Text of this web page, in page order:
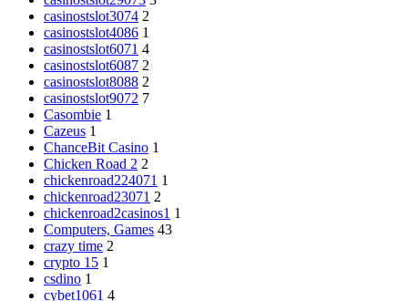
casinostslot3074 2
casinostslot4086 1
casinostslot6071 4
casinostslot6087 2
casinostslot8088 2
casinostslot9072 7
Casombie 1
Cazeus 1
ChanceBit Casino 1
Chicken Road 2 2
chickenroad224071 1
chickenroad23071 2
chickenroad2casinos1 1
Computers, Games 43
crazy time 2
crypto 15 1
csdino 1
cybet1061 4